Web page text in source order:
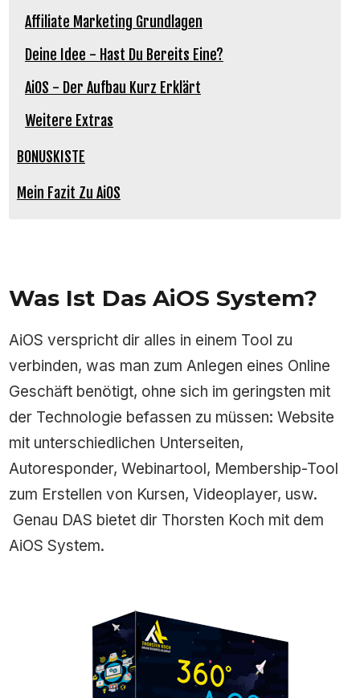
Affiliate Marketing Grundlagen
Deine Idee - Hast Du Bereits Eine?
AiOS - Der Aufbau Kurz Erklärt
Weitere Extras
BONUSKISTE
Mein Fazit Zu AiOS
Was Ist Das AiOS System?
AiOS verspricht dir alles in einem Tool zu
verbinden, was man zum Anlegen eines Online
Geschäft benötigt, ohne sich im geringsten mit
der Technologie befassen zu müssen: Website
mit unterschiedlichen Unterseiten,
Autoresponder, Webinartool, Membership-Tool
zum Erstellen von Kursen, Videoplayer, usw.
Genau DAS bietet dir Thorsten Koch mit dem
AiOS System.